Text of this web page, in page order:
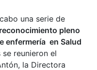
una serie de
reconocimiento pleno
enfermería en Salud
reunieron el
la Directora